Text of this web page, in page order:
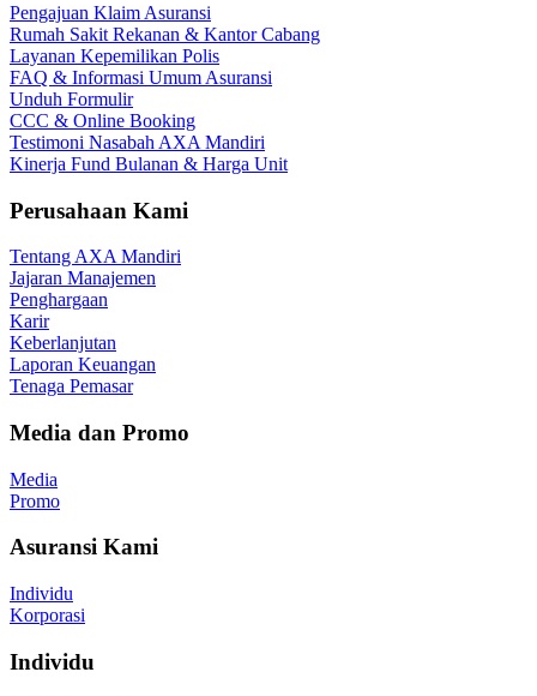
Pengajuan Klaim Asuransi
Rumah Sakit Rekanan & Kantor Cabang
Layanan Kepemilikan Polis
FAQ & Informasi Umum Asuransi
Unduh Formulir
CCC & Online Booking
Testimoni Nasabah AXA Mandiri
Kinerja Fund Bulanan & Harga Unit
Perusahaan Kami
Tentang AXA Mandiri
Jajaran Manajemen
Penghargaan
Karir
Keberlanjutan
Laporan Keuangan
Tenaga Pemasar
Media dan Promo
Media
Promo
Asuransi Kami
Individu
Korporasi
Individu